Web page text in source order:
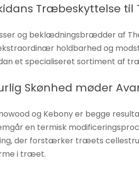
Træbeskyttelse
og beklædningsbrædder af
holdbarhed og
et specialiseret sortiment af
Skønhed møder
og Kebony er begge
en termisk
der forstærker træets
i træet.